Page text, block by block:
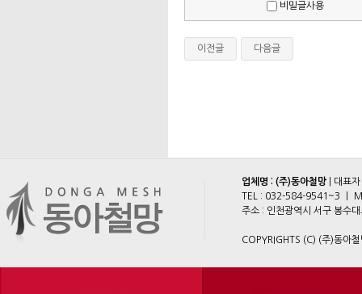
비밀글사용
이전글 다음글
업체명 : (주)동아철망 | 대표
TEL : 032-584-9541~3 ㅣ
주소 : 인천광역시 서구 봉
COPYRIGHTS (C) (주)동아